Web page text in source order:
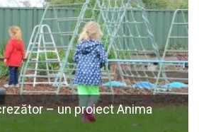
– un proiect Anima